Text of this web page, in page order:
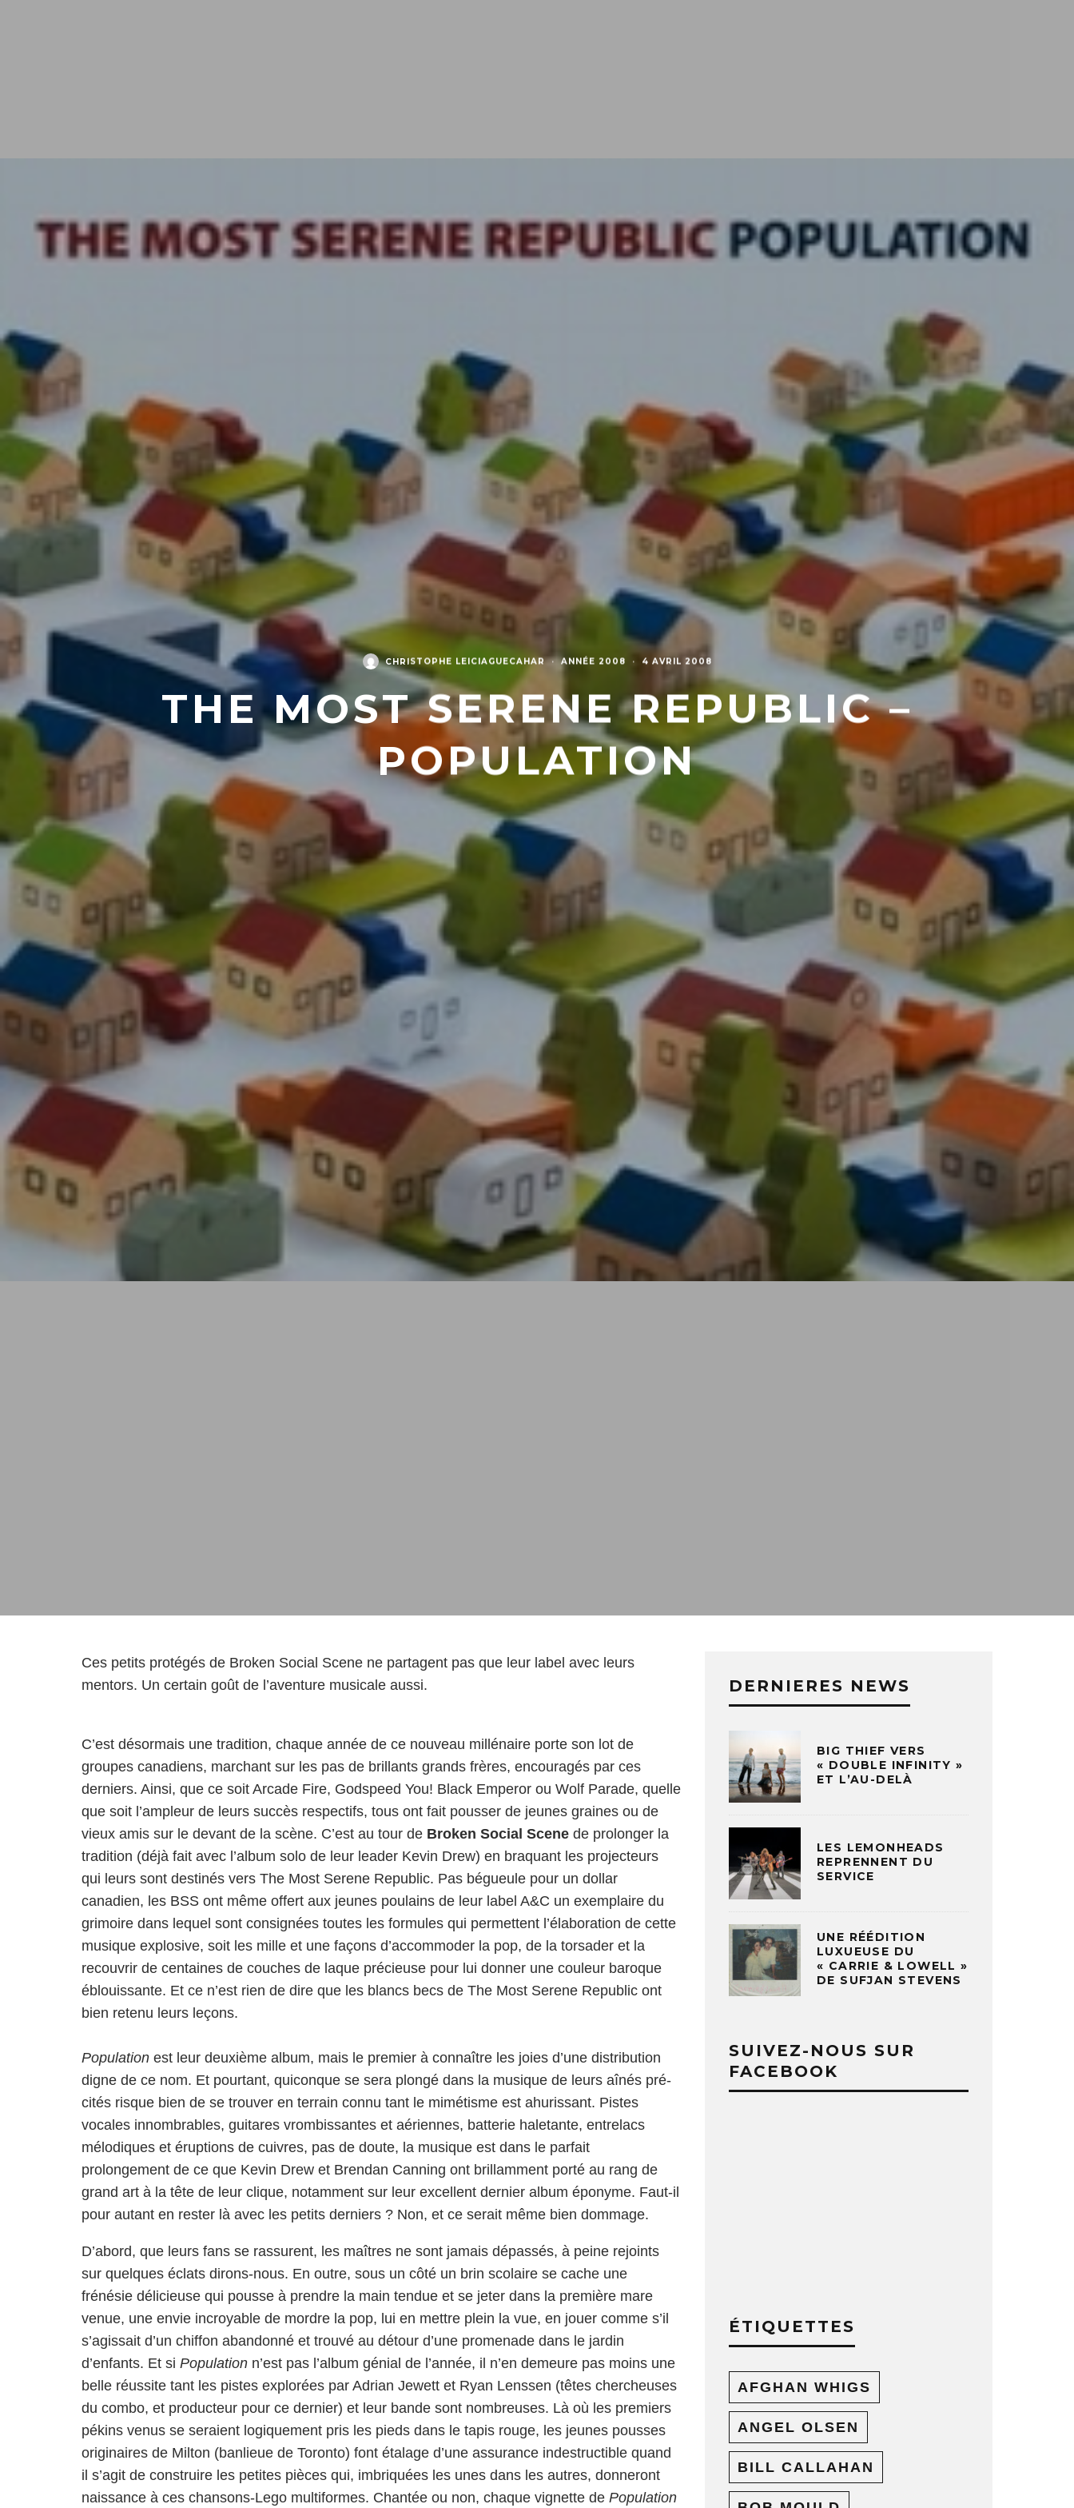
CHRISTOPHE LEICIAGUECAHAR · ANNÉE 2008 · 4 AVRIL 2008
THE MOST SERENE REPUBLIC –
POPULATION
Ces petits protégés de Broken Social Scene ne partagent pas que leur label avec leurs
mentors. Un certain goût de l’aventure musicale aussi.
C’est désormais une tradition, chaque année de ce nouveau millénaire porte son lot de
groupes canadiens, marchant sur les pas de brillants grands frères, encouragés par ces
derniers. Ainsi, que ce soit Arcade Fire, Godspeed You! Black Emperor ou Wolf Parade, quelle
que soit l’ampleur de leurs succès respectifs, tous ont fait pousser de jeunes graines ou de
vieux amis sur le devant de la scène. C’est au tour de Broken Social Scene de prolonger la
tradition (déjà fait avec l’album solo de leur leader Kevin Drew) en braquant les projecteurs
qui leurs sont destinés vers The Most Serene Republic. Pas bégueule pour un dollar
canadien, les BSS ont même offert aux jeunes poulains de leur label A&C un exemplaire du
grimoire dans lequel sont consignées toutes les formules qui permettent l’élaboration de cette
musique explosive, soit les mille et une façons d’accommoder la pop, de la torsader et la
recouvrir de centaines de couches de laque précieuse pour lui donner une couleur baroque
éblouissante. Et ce n’est rien de dire que les blancs becs de The Most Serene Republic ont
bien retenu leurs leçons.
Population est leur deuxième album, mais le premier à connaître les joies d’une distribution
digne de ce nom. Et pourtant, quiconque se sera plongé dans la musique de leurs aînés pré-
cités risque bien de se trouver en terrain connu tant le mimétisme est ahurissant. Pistes
vocales innombrables, guitares vrombissantes et aériennes, batterie haletante, entrelacs
mélodiques et éruptions de cuivres, pas de doute, la musique est dans le parfait
prolongement de ce que Kevin Drew et Brendan Canning ont brillamment porté au rang de
grand art à la tête de leur clique, notamment sur leur excellent dernier album éponyme. Faut-il
pour autant en rester là avec les petits derniers ? Non, et ce serait même bien dommage.
D’abord, que leurs fans se rassurent, les maîtres ne sont jamais dépassés, à peine rejoints
sur quelques éclats dirons-nous. En outre, sous un côté un brin scolaire se cache une
frénésie délicieuse qui pousse à prendre la main tendue et se jeter dans la première mare
venue, une envie incroyable de mordre la pop, lui en mettre plein la vue, en jouer comme s’il
s’agissait d’un chiffon abandonné et trouvé au détour d’une promenade dans le jardin
d’enfants. Et si Population n’est pas l’album génial de l’année, il n’en demeure pas moins une
belle réussite tant les pistes explorées par Adrian Jewett et Ryan Lenssen (têtes chercheuses
du combo, et producteur pour ce dernier) et leur bande sont nombreuses. Là où les premiers
pékins venus se seraient logiquement pris les pieds dans le tapis rouge, les jeunes pousses
originaires de Milton (banlieue de Toronto) font étalage d’une assurance indestructible quand
il s’agit de construire les petites pièces qui, imbriquées les unes dans les autres, donneront
naissance à ces chansons-Lego multiformes. Chantée ou non, chaque vignette de Population
DERNIERES NEWS
BIG THIEF VERS
« DOUBLE INFINITY »
ET L’AU-DELÀ
LES LEMONHEADS
REPRENNENT DU
SERVICE
UNE RÉÉDITION
LUXUEUSE DU
« CARRIE & LOWELL »
DE SUFJAN STEVENS
SUIVEZ-NOUS SUR
FACEBOOK
ÉTIQUETTES
AFGHAN WHIGS
ANGEL OLSEN
BILL CALLAHAN